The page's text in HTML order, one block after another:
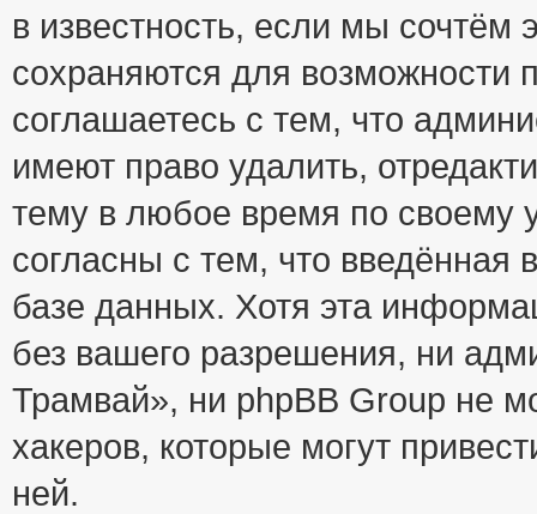
в известность, если мы
сохраняются для возможности
соглашаетесь с тем, что
имеют право удалить,
тему в любое время по своему
согласны с тем, что
базе данных. Хотя эта
без вашего разрешения, ни
Трамвай», ни phpBB Group не
хакеров, которые могут
ней.